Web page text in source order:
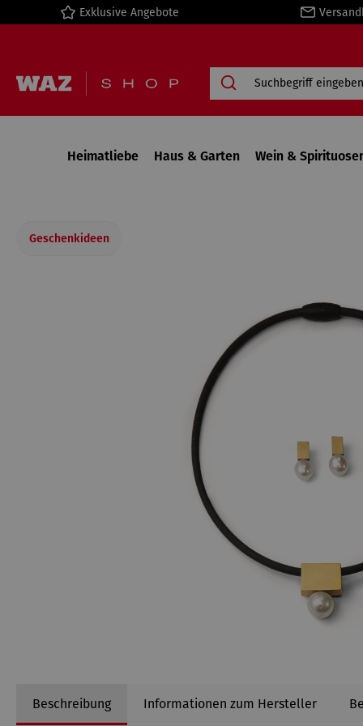
Zur Hauptnavigation springen
Exklusive Angebote
Heimatliebe Haus & Garten Wein &
Geschenkideen
Beschreibung Informationen zum Hersteller